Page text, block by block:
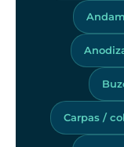
Carpas /